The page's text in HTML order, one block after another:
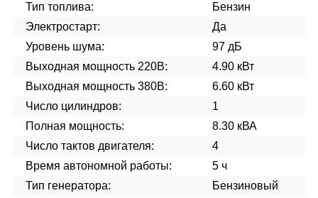
Тип топлива:
Бензин
Электростарт:
Да
Уровень шума:
97 дБ
Выходная мощность 220В:
4.90 кВт
Выходная мощность 380В:
6.60 кВт
Число цилиндров:
1
Полная мощность:
8.30 кВА
Число тактов двигателя:
4
Время автономной работы:
5 ч
Тип генератора:
Бензиновый